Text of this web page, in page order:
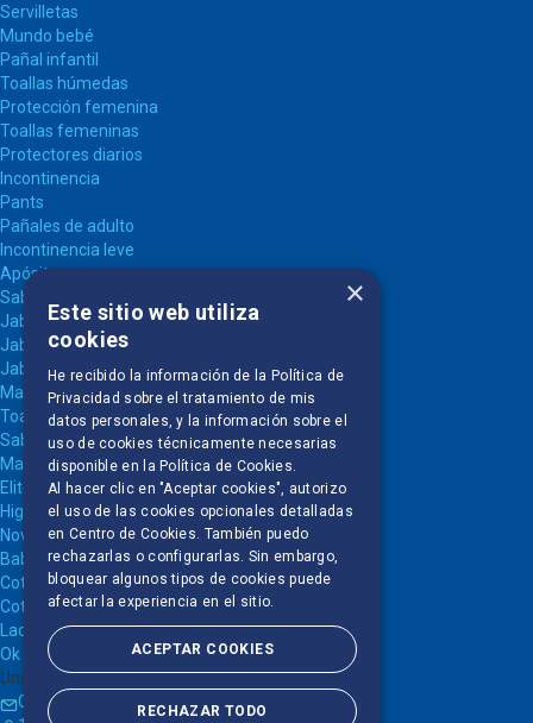
Servilletas
Mundo bebé
Pañal infantil
Toallas húmedas
Protección femenina
Toallas femeninas
Protectores diarios
Incontinencia
Pants
Pañales de adulto
Incontinencia leve
Apósitos
Sabanillas
Jabones
Jabón en Barra
Jabón Líquido
Mascotas
Toallas húmedas
Sabanillas
Marcas
Elite
Higienol
Nova
Babysec
Cotidian
Cotidian Lady
Ladysoft
Ok Pet
Una empresa CMPC
Contacto
×
Este sitio web utiliza
cookies
He recibido la información de la Política de
Privacidad sobre el tratamiento de mis
datos personales, y la información sobre el
uso de cookies técnicamente necesarias
disponible en la Política de Cookies.
Al hacer clic en "Aceptar cookies", autorizo
el uso de las cookies opcionales detalladas
en Centro de Cookies. También puedo
rechazarlas o configurarlas. Sin embargo,
bloquear algunos tipos de cookies puede
afectar la experiencia en el sitio.
ACEPTAR COOKIES
RECHAZAR TODO